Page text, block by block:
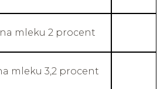
mleku 2 procent
mleku 3,2 procent